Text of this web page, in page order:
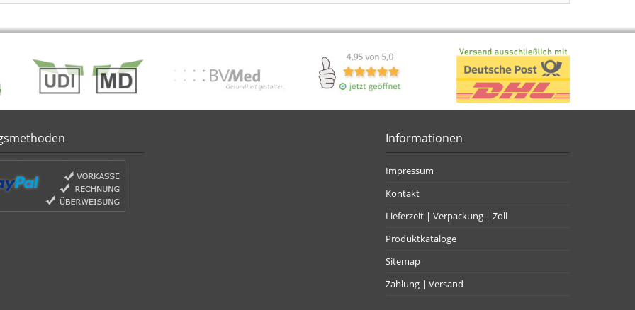
Informationen
Impressum
Kontakt
Lieferzeit | Verpackung | Zoll
Produktkataloge
Sitemap
Zahlung | Versand